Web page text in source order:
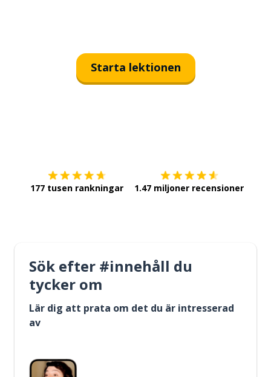
Starta lektionen
177 tusen rankningar 1.47 miljoner recensioner
Sök efter #innehåll du
tycker om
Lär dig att prata om det du är intresserad
av